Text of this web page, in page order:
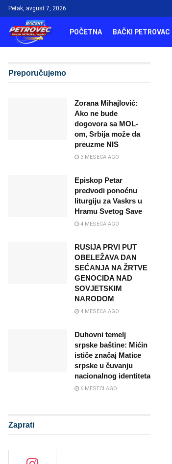
Petak, avgust 7, 2026
POČETNA BAČKI PETROVAC
Preporučujemo
Zorana Mihajlović:
Ako ne bude
dogovora sa MOL-
om, Srbija može da
preuzme NIS
3 MESECA AGO
Episkop Petar
predvodi ponoćnu
liturgiju za Vaskrs u
Hramu Svetog Save
4 MESECA AGO
RUSIJA PRVI PUT
OBELEŽAVA DAN
SEĆANJA NA ŽRTVE
GENOCIDA NAD
SOVJETSKIM
NARODOM
4 MESECA AGO
Duhovni temelj
srpske baštine: Mićin
ističe značaj Matice
srpske u čuvanju
nacionalnog identiteta
6 MESECI AGO
Zaprati